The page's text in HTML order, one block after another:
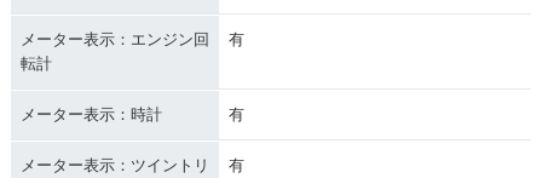
メーター表示：エンジン回
転計
有
メーター表示：時計 有
メーター表示：ツイントリ
有